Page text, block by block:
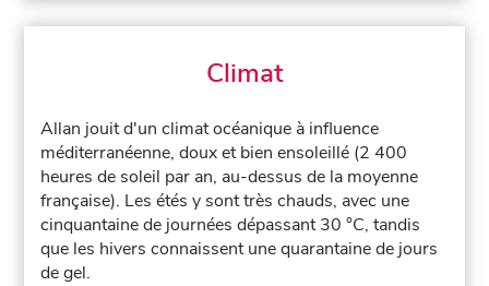
Climat
Allan jouit d'un climat océanique à influence
méditerranéenne, doux et bien ensoleillé (2 400
heures de soleil par an, au-dessus de la moyenne
française). Les étés y sont très chauds, avec une
cinquantaine de journées dépassant 30 °C, tandis
que les hivers connaissent une quarantaine de jours
de gel.